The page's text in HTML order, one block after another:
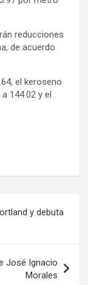
reducciones
de acuerdo
el keroseno
144.02 y el
y debuta
José Ignacio
Morales